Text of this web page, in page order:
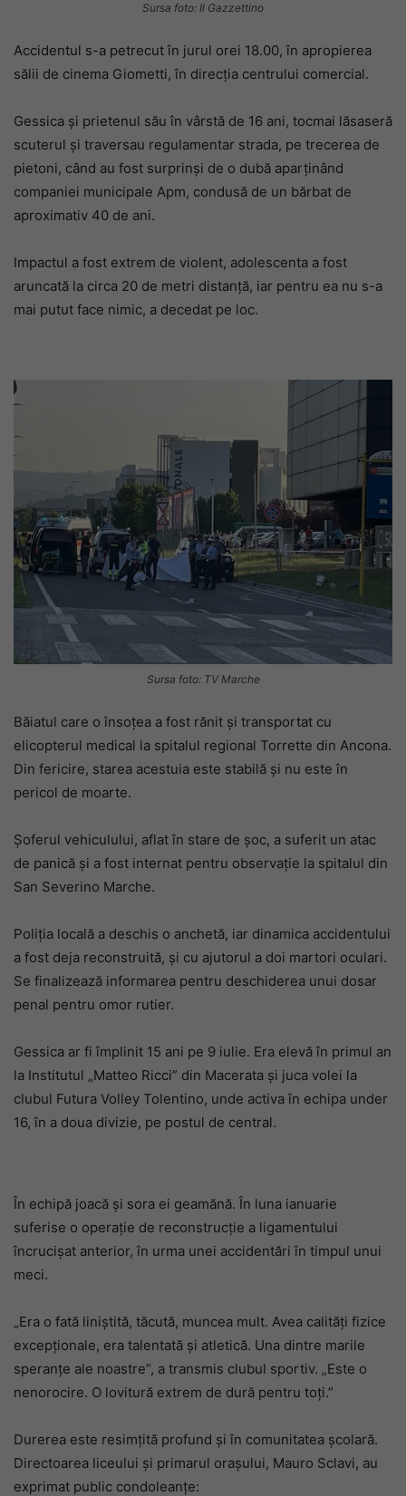
Sursa foto: Il Gazzettino
Accidentul s-a petrecut în jurul orei 18.00, în apropierea
sălii de cinema Giometti, în direcția centrului comercial.
Gessica și prietenul său în vârstă de 16 ani, tocmai lăsaseră
scuterul și traversau regulamentar strada, pe trecerea de
pietoni, când au fost surprinși de o dubă aparținând
companiei municipale Apm, condusă de un bărbat de
aproximativ 40 de ani.
Impactul a fost extrem de violent, adolescenta a fost
aruncată la circa 20 de metri distanță, iar pentru ea nu s-a
mai putut face nimic, a decedat pe loc.
Sursa foto: TV Marche
Băiatul care o însoțea a fost rănit și transportat cu
elicopterul medical la spitalul regional Torrette din Ancona.
Din fericire, starea acestuia este stabilă și nu este în
pericol de moarte.
Șoferul vehiculului, aflat în stare de șoc, a suferit un atac
de panică și a fost internat pentru observație la spitalul din
San Severino Marche.
Poliția locală a deschis o anchetă, iar dinamica accidentului
a fost deja reconstruită, și cu ajutorul a doi martori oculari.
Se finalizează informarea pentru deschiderea unui dosar
penal pentru omor rutier.
Gessica ar fi împlinit 15 ani pe 9 iulie. Era elevă în primul an
la Institutul „Matteo Ricci” din Macerata și juca volei la
clubul Futura Volley Tolentino, unde activa în echipa under
16, în a doua divizie, pe postul de central.
În echipă joacă și sora ei geamănă. În luna ianuarie
suferise o operație de reconstrucție a ligamentului
încrucișat anterior, în urma unei accidentări în timpul unui
meci.
„Era o fată liniștită, tăcută, muncea mult. Avea calități fizice
excepționale, era talentată și atletică. Una dintre marile
speranțe ale noastre”, a transmis clubul sportiv. „Este o
nenorocire. O lovitură extrem de dură pentru toți.”
Durerea este resimțită profund și în comunitatea școlară.
Directoarea liceului și primarul orașului, Mauro Sclavi, au
exprimat public condoleanțe: